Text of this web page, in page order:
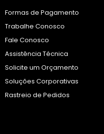
Formas de Pagamento
Trabalhe Conosco
Fale Conosco
Assistência Técnica
Solicite um Orçamento
Soluções Corporativas
Rastreio de Pedidos